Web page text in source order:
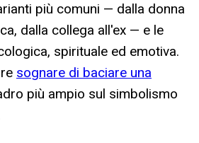
più comuni — dalla donna
dalla collega all'ex — e le
spirituale ed emotiva.
sognare di baciare una
più ampio sul simbolismo